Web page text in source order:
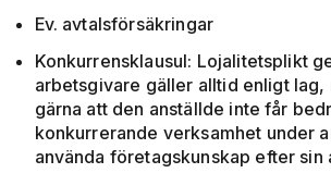
Ev. avtalsförsäkringar
Konkurrensklausul: Lojalitetsplikt
arbetsgivare gäller alltid enligt
gärna att den anställde inte får
konkurrerande verksamhet under
använda företagskunskap efter sin